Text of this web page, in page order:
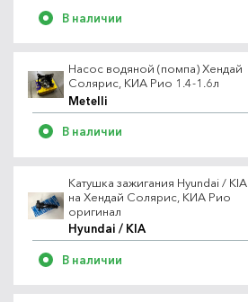
В наличии
Насос водяной (помпа) Хендай
Солярис, КИА Рио 1.4-1.6л
Metelli
В наличии
Катушка зажигания Hyundai / KIA
на Хендай Солярис, КИА Рио
оригинал
Hyundai / KIA
В наличии